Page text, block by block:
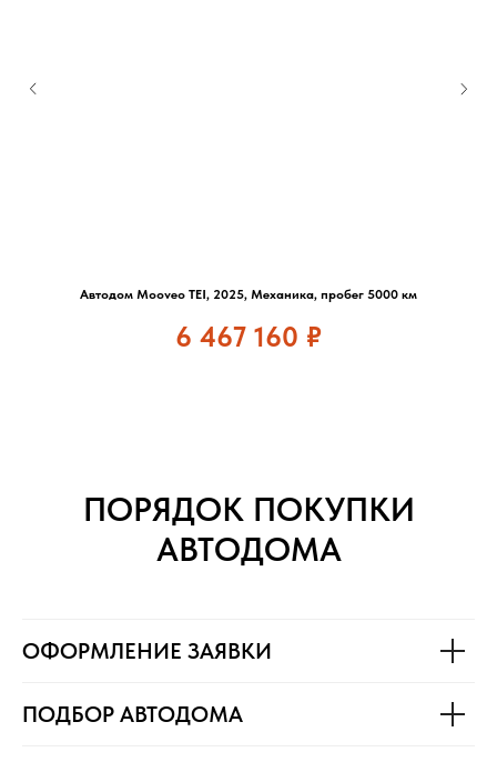
Автодом Mooveo TEI, 2025, Механика, пробег 5000 км
6 467 160 ₽
ПОРЯДОК ПОКУПКИ
АВТОДОМА
ОФОРМЛЕНИЕ ЗАЯВКИ
ПОДБОР АВТОДОМА